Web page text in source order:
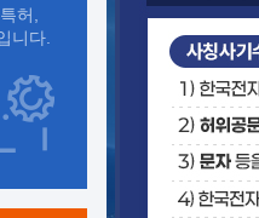
허,
니다.